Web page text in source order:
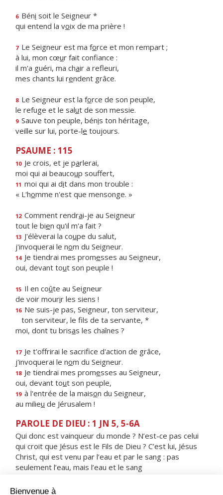
6 Béni soit le Seigneur *
qui entend la voix de ma prière !
7 Le Seigneur est ma force et mon rempart ;
à lui, mon cœur fait confiance :
il m'a guéri, ma chair a refleuri,
mes chants lui rendent grâce.
8 Le Seigneur est la force de son peuple,
le refuge et le salut de son messie.
9 Sauve ton peuple, bénis ton héritage,
veille sur lui, porte-le toujours.
PSAUME : 115
10 Je crois, et je parlerai,
moi qui ai beaucoup souffert,
11 moi qui ai dit dans mon trouble :
« L'homme n'est que mensonge. »
12 Comment rendrai-je au Seigneur
tout le bien qu'il m'a fait ?
13 J'élèverai la coupe du salut,
j'invoquerai le nom du Seigneur.
14 Je tiendrai mes promesses au Seigneur,
oui, devant tout son peuple !
15 Il en coûte au Seigneur
de voir mourir les siens !
16 Ne suis-je pas, Seigneur, ton serviteur,
ton serviteur, le fls de ta servante, *
moi, dont tu brisas les chaînes ?
17 Je t'offrirai le sacrifce d'action de grâce,
j'invoquerai le nom du Seigneur.
18 Je tiendrai mes promesses au Seigneur,
oui, devant tout son peuple,
19 à l'entrée de la maison du Seigneur,
au milieu de Jérusalem !
PAROLE DE DIEU : 1 JN 5, 5-6A
Qui donc est vainqueur du monde ? N’est-ce pas celui
qui croit que Jésus est le Fils de Dieu ? C’est lui, Jésus
Christ, qui est venu par l’eau et par le sang : pas
seulement l’eau, mais l’eau et le sang
RÉPONS